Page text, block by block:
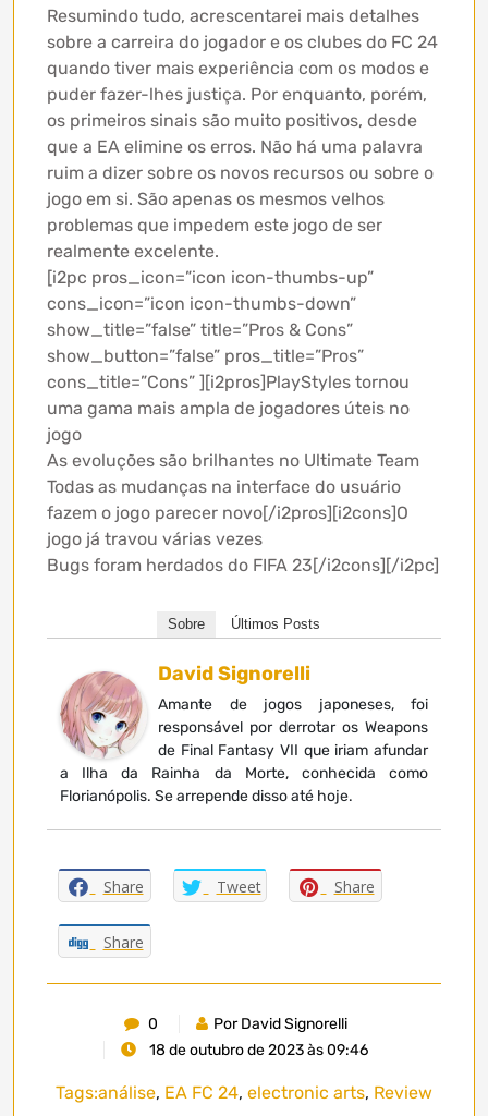
Resumindo tudo, acrescentarei mais detalhes
sobre a carreira do jogador e os clubes do FC 24
quando tiver mais experiência com os modos e
puder fazer-lhes justiça. Por enquanto, porém,
os primeiros sinais são muito positivos, desde
que a EA elimine os erros. Não há uma palavra
ruim a dizer sobre os novos recursos ou sobre o
jogo em si. São apenas os mesmos velhos
problemas que impedem este jogo de ser
realmente excelente.
[i2pc pros_icon=”icon icon-thumbs-up”
cons_icon=”icon icon-thumbs-down”
show_title=”false” title=”Pros & Cons”
show_button=”false” pros_title=”Pros”
cons_title=”Cons” ][i2pros]PlayStyles tornou
uma gama mais ampla de jogadores úteis no
jogo
As evoluções são brilhantes no Ultimate Team
Todas as mudanças na interface do usuário
fazem o jogo parecer novo[/i2pros][i2cons]O
jogo já travou várias vezes
Bugs foram herdados do FIFA 23[/i2cons][/i2pc]
Sobre Últimos Posts
David Signorelli
Amante de jogos japoneses, foi
responsável por derrotar os Weapons
de Final Fantasy VII que iriam afundar
a Ilha da Rainha da Morte, conhecida como
Florianópolis. Se arrepende disso até hoje.
Share Tweet Share
Share
0
Por David Signorelli
18 de outubro de 2023 às 09:46
Tags:análise, EA FC 24, electronic arts, Review